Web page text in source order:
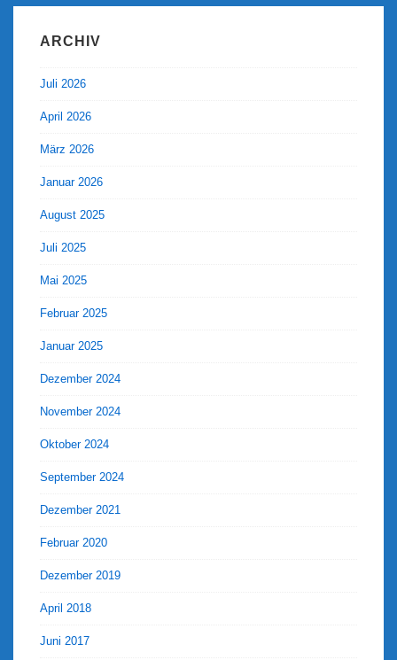
ARCHIV
Juli 2026
April 2026
März 2026
Januar 2026
August 2025
Juli 2025
Mai 2025
Februar 2025
Januar 2025
Dezember 2024
November 2024
Oktober 2024
September 2024
Dezember 2021
Februar 2020
Dezember 2019
April 2018
Juni 2017